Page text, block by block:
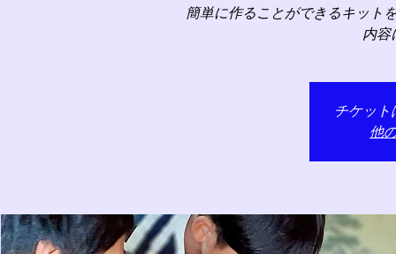
簡単に作ることができるキット
内容
チケット
他